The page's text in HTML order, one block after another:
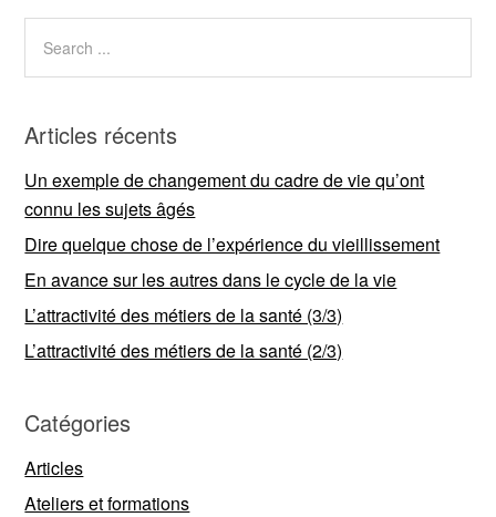
Articles récents
Un exemple de changement du cadre de vie qu’ont
connu les sujets âgés
Dire quelque chose de l’expérience du vieillissement
En avance sur les autres dans le cycle de la vie
L’attractivité des métiers de la santé (3/3)
L’attractivité des métiers de la santé (2/3)
Catégories
Articles
Ateliers et formations